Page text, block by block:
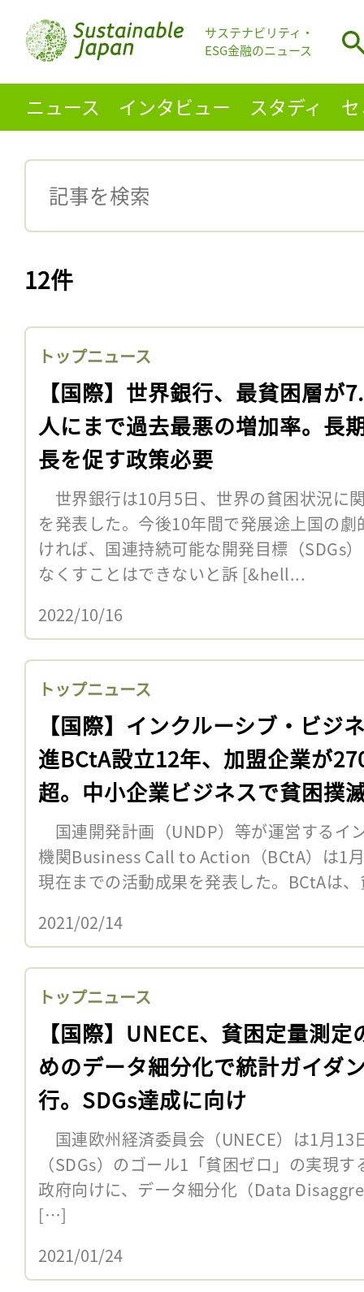
サステナビリティ・
ESG金融のニュース
ニュース インタビュー スタディ
12件
トップニュース
【国際】世界銀行、最貧困層が
人にまで過去最悪の増加率。長
長を促す政策必要
世界銀行は10月5日、世界の貧困状況に
を発表した。今後10年間で発展途上国の
ければ、国連持続可能な開発目標（SDGs
なくすことはできないと訴 [&hell...
2022/10/16
トップニュース
【国際】インクルーシブ・ビジ
進BCtA設立12年、加盟企業が
超。中小企業ビジネスで貧困撲
国連開発計画（UNDP）等が運営するイ
機関Business Call to Action（BCtA）は1
現在までの活動成果を発表した。BCtAは
2021/02/14
トップニュース
【国際】UNECE、貧困定量測定
めのデータ細分化で統計ガイダ
行。SDGs達成に向け
国連欧州経済委員会（UNECE）は1月13
（SDGs）のゴール1「貧困ゼロ」の実現
政府向けに、データ細分化（Data
[…]
2021/01/24